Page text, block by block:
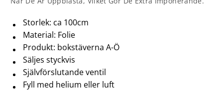
Storlek: ca 100cm
Material: Folie
Produkt: bokstäverna A-Ö
Säljes styckvis
Självförslutande ventil
Fyll med helium eller luft